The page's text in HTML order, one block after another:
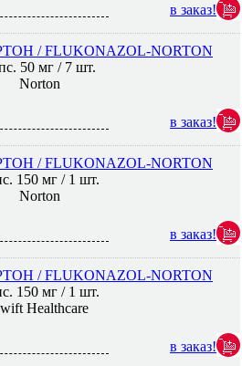
в заказ!
/ FLUKONAZOL-NORTON
50 мг / 7 шт.
Norton
в заказ!
/ FLUKONAZOL-NORTON
150 мг / 1 шт.
Norton
в заказ!
/ FLUKONAZOL-NORTON
150 мг / 1 шт.
Healthcare
в заказ!